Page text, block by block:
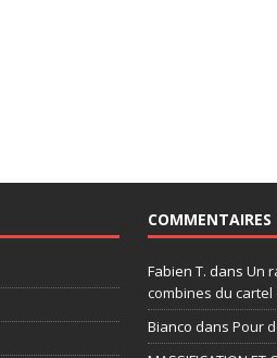
COMMENTAIRES
Fabien T. dans Un
combines du cartel
Bianco dans Pour